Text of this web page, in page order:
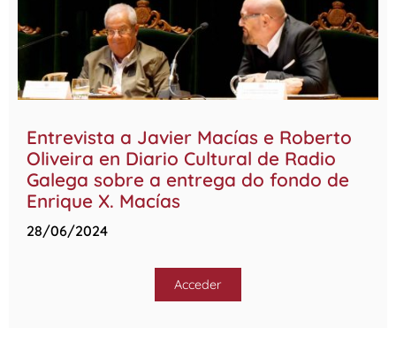
Entrevista a Javier Macías e Roberto
Oliveira en Diario Cultural de Radio
Galega sobre a entrega do fondo de
Enrique X. Macías
28/06/2024
Acceder